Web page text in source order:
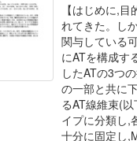
【はじめに,
れてきた。し
関与している
にATを構成す
したATの3つ
の一部と共に
るAT線維束(
イプに分類し,
十分に固定し